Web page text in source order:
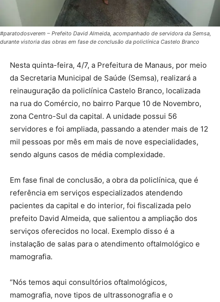
#paratodosverem – Prefeito David Almeida, acompanhado de servidora da Semsa,
durante vistoria das obras em fase de conclusão da policlínica Castelo Branco
Nesta quinta-feira, 4/7, a Prefeitura de Manaus, por meio
da Secretaria Municipal de Saúde (Semsa), realizará a
reinauguração da policlínica Castelo Branco, localizada
na rua do Comércio, no bairro Parque 10 de Novembro,
zona Centro-Sul da capital. A unidade possui 56
servidores e foi ampliada, passando a atender mais de 12
mil pessoas por mês em mais de nove especialidades,
sendo alguns casos de média complexidade.
Em fase final de conclusão, a obra da policlínica, que é
referência em serviços especializados atendendo
pacientes da capital e do interior, foi fiscalizada pelo
prefeito David Almeida, que salientou a ampliação dos
serviços oferecidos no local. Exemplo disso é a
instalação de salas para o atendimento oftalmológico e
mamografia.
“Nós temos aqui consultórios oftalmológicos,
mamografia, nove tipos de ultrassonografia e o